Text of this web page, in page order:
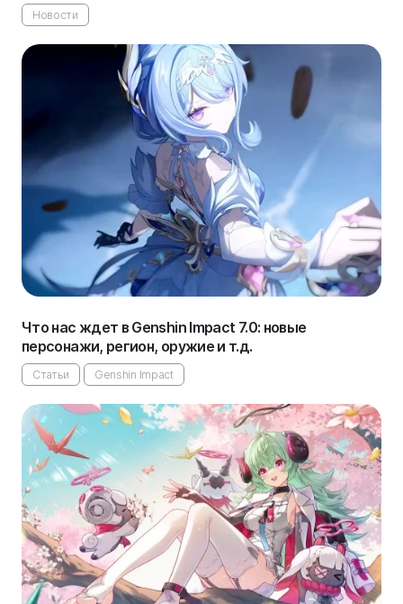
Новости
Что нас ждет в Genshin Impact 7.0: новые
персонажи, регион, оружие и т.д.
Статьи Genshin Impact